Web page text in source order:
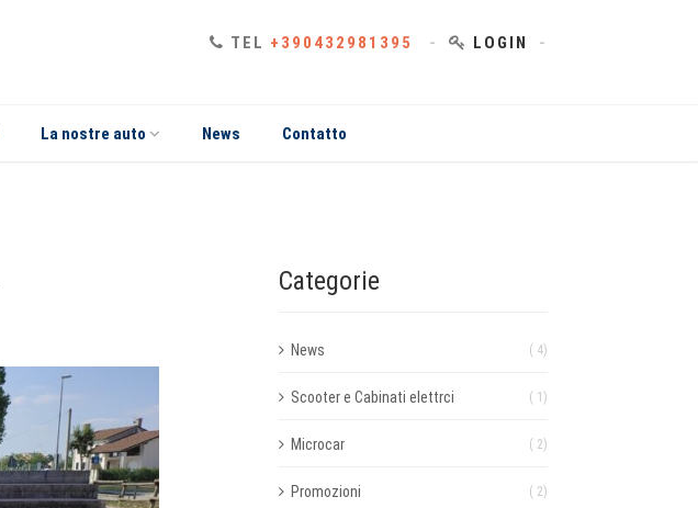
TEL +390432981395 LOGIN
La nostre auto News Contatto
Categorie
News ( 4)
Scooter e Cabinati elettrci ( 1)
Microcar ( 2)
Promozioni ( 2)